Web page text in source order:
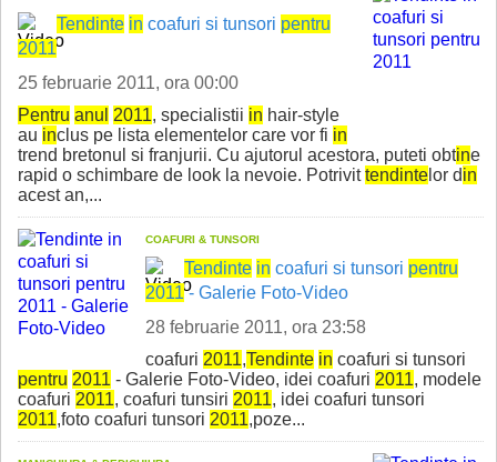
Tendinte in coafuri si tunsori pentru
2011
25 februarie 2011, ora 00:00
Pentru anul 2011, specialistii in hair-style
au inclus pe lista elementelor care vor fi in
trend bretonul si franjurii. Cu ajutorul acestora, puteti obtine
rapid o schimbare de look la nevoie. Potrivittendinte lor din
acest an,...
COAFURI & TUNSORI
Tendinte in coafuri si tunsori pentru
2011- Galerie Foto-Video
28 februarie 2011, ora 23:58
coafuri 2011,Tendinte in coafuri si tunsori
pentru 2011 - Galerie Foto-Video, idei coafuri 2011, modele
coafuri 2011, coafuri tunsiri 2011, idei coafuri tunsori
2011,foto coafuri tunsori 2011,poze...